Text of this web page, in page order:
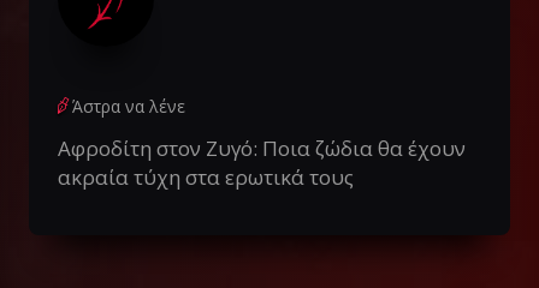
Άστρα να λένε
Αφροδίτη στον Ζυγό: Ποια ζώδια θα έχουν
ακραία τύχη στα ερωτικά τους